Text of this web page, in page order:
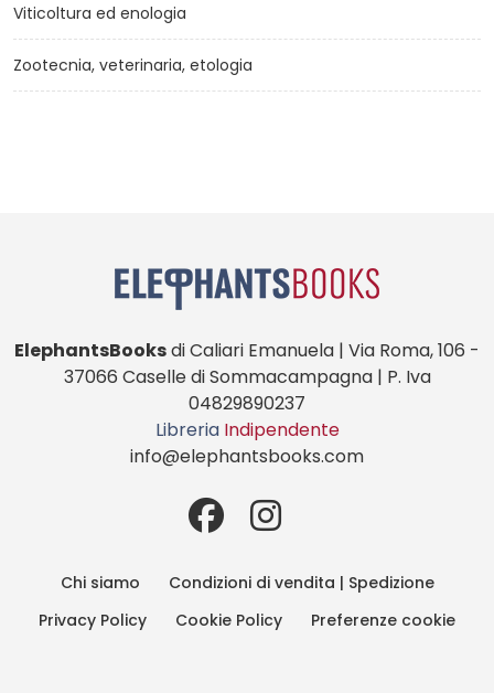
Viticoltura ed enologia
Zootecnia, veterinaria, etologia
ElephantsBooksdi Caliari Emanuela | Via Roma, 106 -
37066 Caselle di Sommacampagna | P. Iva
04829890237
Libreria Indipendente
info@elephantsbooks.com
Chi siamo
Condizioni di vendita | Spedizione
Privacy Policy
Cookie Policy Preferenze cookie